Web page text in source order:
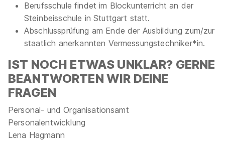
Berufsschule findet im Blockunterricht an der
Steinbeisschule in Stuttgart statt.
Abschlussprüfung am Ende der Ausbildung zum/zur
staatlich anerkannten Vermessungstechniker*in.
IST NOCH ETWAS UNKLAR? GERNE
BEANTWORTEN WIR DEINE
FRAGEN
Personal- und Organisationsamt
Personalentwicklung
Lena Hagmann